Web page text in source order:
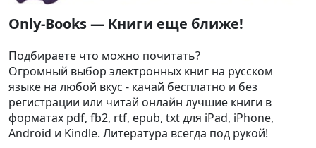
Only-Books — Книги еще ближе!
Подбираете что можно почитать?
Огромный выбор электронных книг на русском
языке на любой вкус - качай бесплатно и без
регистрации или читай онлайн лучшие книги в
форматах pdf, fb2, rtf, epub, txt для iPad, iPhone,
Android и Kindle. Литература всегда под рукой!